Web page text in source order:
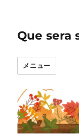
Que sera
メニュー